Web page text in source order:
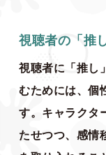
視聴者の「推
視聴者に「推し
むためには、個
す。キャラクタ
たせつつ、感情